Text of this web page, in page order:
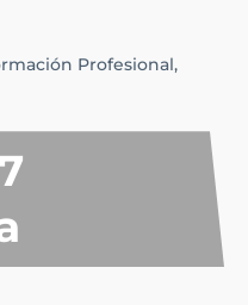
Profesional,